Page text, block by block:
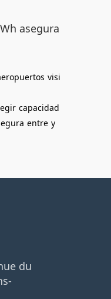
asegura
visi
capacidad
entre y
du